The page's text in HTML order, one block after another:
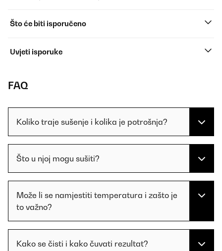
Što će biti isporučeno
Uvjeti isporuke
FAQ
Koliko traje sušenje i kolika je potrošnja?
Što u njoj mogu sušiti?
Može li se namjestiti temperatura i zašto je
to važno?
Kako se čisti i kako čuvati rezultat?